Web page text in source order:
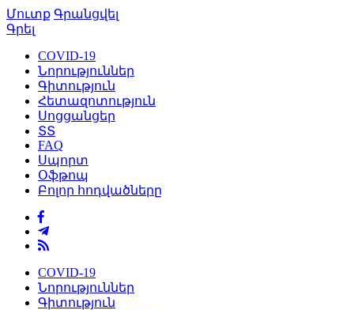
Մուտք Գրանցվել
Գրել
COVID-19
Նորություններ
Գիտություն
Հետազոտություն
Սոցցանցեր
ՏՏ
FAQ
Սպորտ
Օֆթոպ
Բոլոր հոդվածները
COVID-19
Նորություններ
Գիտություն